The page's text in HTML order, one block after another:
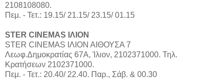
2108108080.
Πεμ. - Τετ.: 19.15/ 21.15/ 23.15/ 01.15
STER CINEMAS ΙΛΙΟΝ
STER CINEMAS ΙΛΙΟΝ ΑΙΘΟΥΣΑ 7
Λεωφ.Δημοκρατίας 67Α, Ίλιον, 2102371000. Τηλ.
Κρατήσεων 2102371000.
Πεμ. - Τετ.: 20.40/ 22.40. Παρ., Σάβ. & 00.30